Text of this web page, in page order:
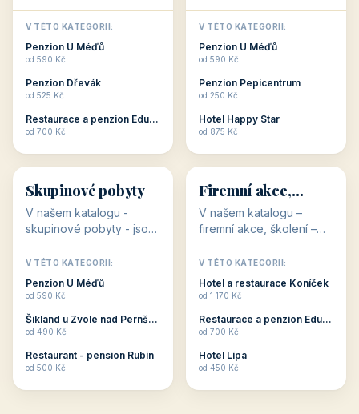
jsou pro Vás připraveny
objekty, které svojí
stavbou, polohou anebo
zaměřením nabízí
Romantické ...
V TÉTO KATEGORII:
Penzion U Méďů
od 590 Kč
Penzion Dřevák
od 525 Kč
Restaurace a penzion Eduard
od 700 Kč
jsou pro Vás připraveny
objekty, které jsou na
milovníky cykloturistiky
připraveny. Většinou mají
V TÉTO KATEGORII:
Penzion U Méďů
od 590 Kč
Penzion Pepicentrum
od 250 Kč
Hotel Happy Star
od 875 Kč
👥
👥
32 objektů
Skupinové pobyty
V našem katalogu -
skupinové pobyty - jsou
pro Vás připraveny
objekty, které nabízí
ubytování skupin v
penzionech, hotelích a
Budete překva...
V TÉTO KATEGORII:
Penzion U Méďů
od 590 Kč
Šikland u Zvole nad Pernštejnem
od 490 Kč
Restaurant - pension Rubín
od 500 Kč
💼
💼
31 objektů
Firemní akce,
školení
V našem katalogu –
firemní akce, školení –
jsou pro Vás připraveny
objekty, které mají
zkušenosti pořádat i
menší firemní akce a
ob...
V TÉTO KATEGORII:
Hotel a restaurace Koníček
od 1 170 Kč
Restaurace a penzion Eduard
od 700 Kč
Hotel Lípa
od 450 Kč